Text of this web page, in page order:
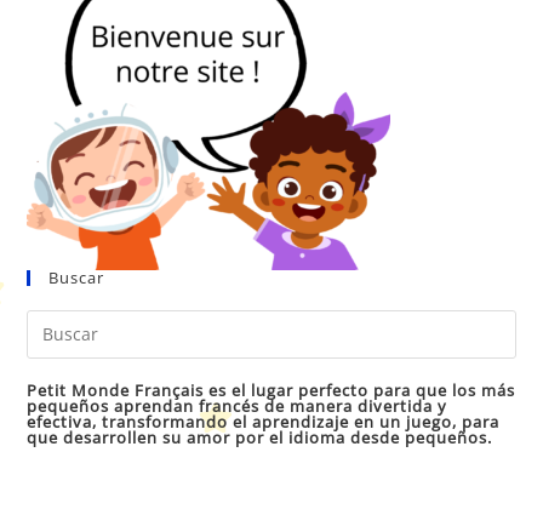
Buscar
Petit Monde Français es el lugar perfecto para que los más
pequeños aprendan francés de manera divertida y
efectiva, transformando el aprendizaje en un juego, para
que desarrollen su amor por el idioma desde pequeños.